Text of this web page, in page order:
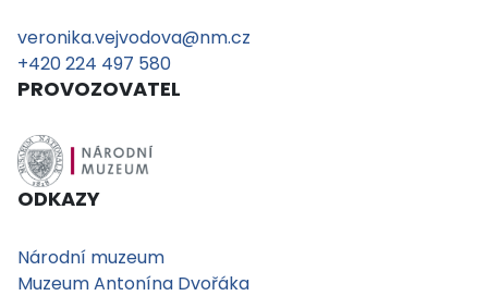
veronika.vejvodova@nm.cz
+420 224 497 580
PROVOZOVATEL
ODKAZY
Národní muzeum
Muzeum Antonína Dvořáka